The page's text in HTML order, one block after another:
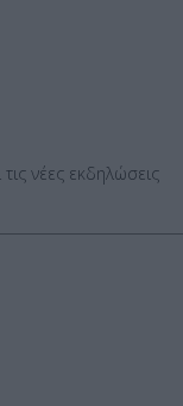
νέες εκδηλώσεις